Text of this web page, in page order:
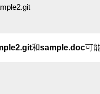
和sample.doc可